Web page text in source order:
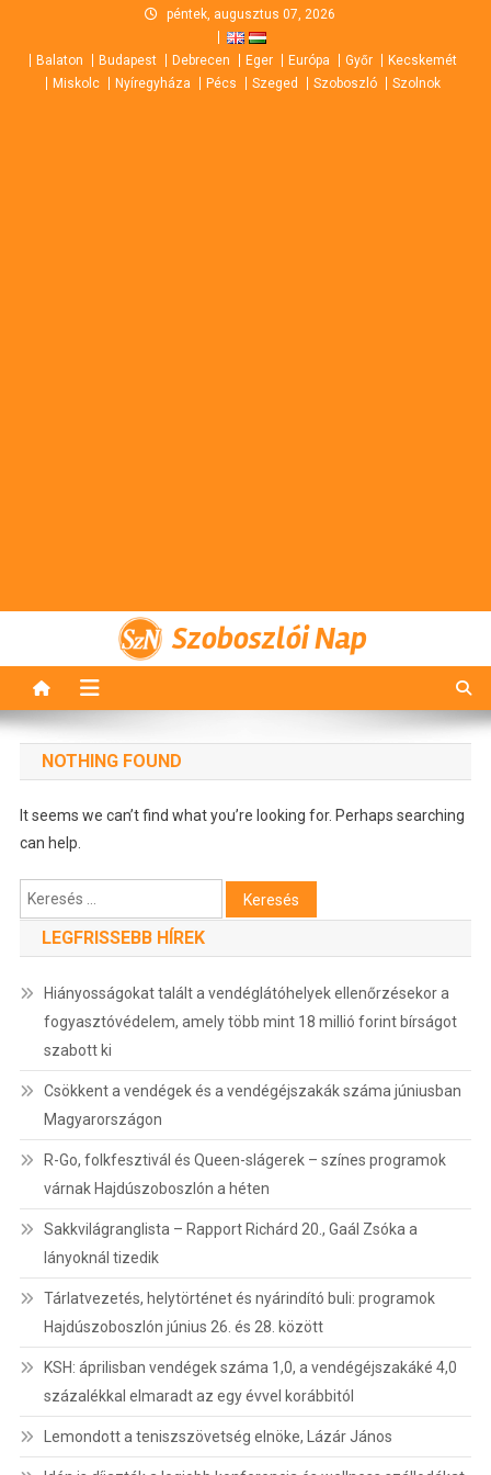
content
péntek, augusztus 07, 2026
Balaton Budapest Debrecen Eger Európa Győr
Kecskemét
Miskolc
Nyíregyháza Pécs Szeged Szoboszló Szolnok
Szoboszlói Nap
NOTHING FOUND
It seems we can’t find what you’re looking for. Perhaps searching
can help.
Keresés:
LEGFRISSEBB HÍREK
Hiányosságokat talált a vendéglátóhelyek ellenőrzésekor a
fogyasztóvédelem, amely több mint 18 millió forint bírságot
szabott ki
Csökkent a vendégek és a vendégéjszakák száma júniusban
Magyarországon
R-Go, folkfesztivál és Queen-slágerek – színes programok
várnak Hajdúszoboszlón a héten
Sakkvilágranglista – Rapport Richárd 20., Gaál Zsóka a
lányoknál tizedik
Tárlatvezetés, helytörténet és nyárindító buli: programok
Hajdúszoboszlón június 26. és 28. között
KSH: áprilisban vendégek száma 1,0, a vendégéjszakáké 4,0
százalékkal elmaradt az egy évvel korábbitól
Lemondott a teniszszövetség elnöke, Lázár János